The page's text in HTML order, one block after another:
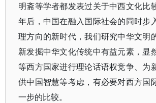
明斋等学者都发表过关于中西文化比
年后，中国在融入国际社会的同时步
理方向的新时代，我们研究中华文明
新发掘中华文化传统中有益元素，显
等西方国家进行理论话语权竞争、为
供中国智慧等考虑，有必要对西方国
一步的比较。